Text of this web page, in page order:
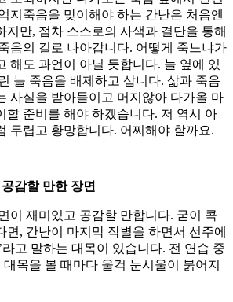
지죽음을 맞이해야 하는 간난은 처음엔
지만, 점차 스스로의 사색과 결단을 통해
음의 길로 나아갑니다. 어떻게 죽느냐가
해도 과언이 아닐 듯합니다. 늘 옆에 있
늘 죽음을 배제하고 삽니다. 삶과 죽음
사실을 받아들이고 머지않아 다가올 마
할 준비를 해야 하겠습니다. 저 역시 아
두렵고 황망합니다. 어찌해야 할까요.
감할 만한 장면
이 재미있고 공감할 만합니다. 굳이 콕
면, 간난이 마지막 작별을 하면서 선주에
라고 말하는 대목이 있습니다. 전 연습 중
목을 볼 때마다 울컥 눈시울이 붉어지